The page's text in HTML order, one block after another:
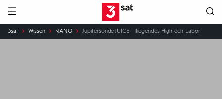
Hauptnavigation 3SAT
Sie
sind
3sat Wissen NANO Jupitersonde JUICE - fliegendes Hightech-Labor